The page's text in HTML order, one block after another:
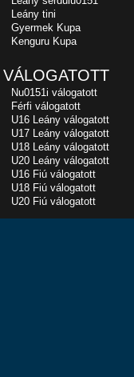
Leány tini
Gyermek Kupa
Kenguru Kupa
VÁLOGATOTT
Nu0151i válogatott
Férfi válogatott
U16 Leány válogatott
U17 Leány válogatott
U18 Leány válogatott
U20 Leány válogatott
U16 Fiú válogatott
U18 Fiú válogatott
U20 Fiú válogatott